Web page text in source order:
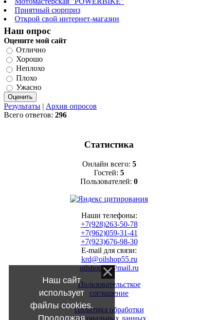
Приятный сюрприз
Открой свой интернет-магазин
Наш опрос
Оцените мой сайт
Отлично
Хорошо
Неплохо
Плохо
Ужасно
Результаты | Архив опросов
Всего ответов: 296
Статистика
Онлайн всего: 5
Гостей: 5
Пользователей: 0
Наши телефоны:
+7(928)263-50-78
+7(962)059-31-41
+7(923)676-98-30
E-mail для связи:
krd@oilshop55.ru
oilshop55@mail.ru
Пользовательсткое
соглашение
Политика обработки
персональных данных
Наш сайт
использует
файлы cookies.
Продолжая